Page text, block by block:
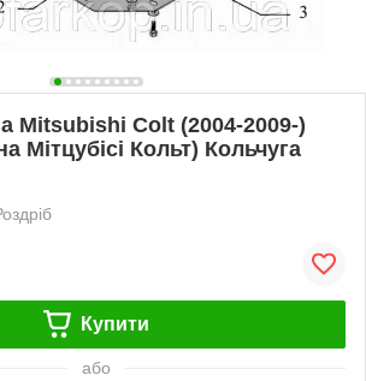
Mitsubishi Colt (2004-2009-)
Мітцубісі Кольт) Кольчуга
Купити
або